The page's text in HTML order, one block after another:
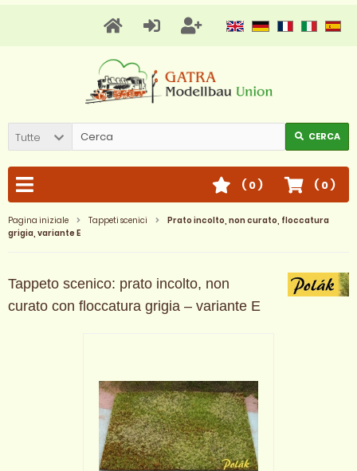
Tutte CERCA
( 0)
( 0)
Pagina iniziale Tappeti scenici
Prato incolto, non curato, floccatura
grigia, variante E
Tappeto scenico: prato incolto, non
curato con floccatura grigia – variante E